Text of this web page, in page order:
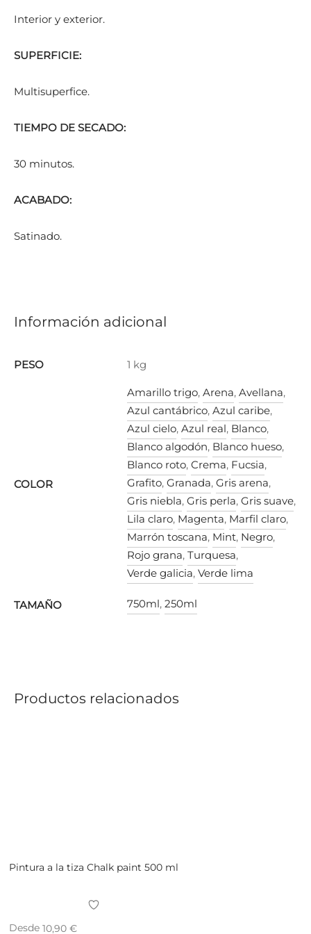
Interior y exterior.
SUPERFICIE:
Multisuperfice.
TIEMPO DE SECADO:
30 minutos.
ACABADO:
Satinado.
Información adicional
PESO 1 kg
COLOR
Amarillo trigo, Arena, Avellana,
Azul cantábrico, Azul caribe,
Azul cielo, Azul real, Blanco,
Blanco algodón, Blanco hueso,
Blanco roto, Crema, Fucsia,
Grafito, Granada, Gris arena,
Gris niebla, Gris perla, Gris suave,
Lila claro, Magenta, Marfil claro,
Marrón toscana, Mint, Negro,
Rojo grana, Turquesa,
Verde galicia, Verde lima
TAMAÑO 750ml, 250ml
Productos relacionados
Pintura a la tiza Chalk paint 500 ml
Desde 10,90 €